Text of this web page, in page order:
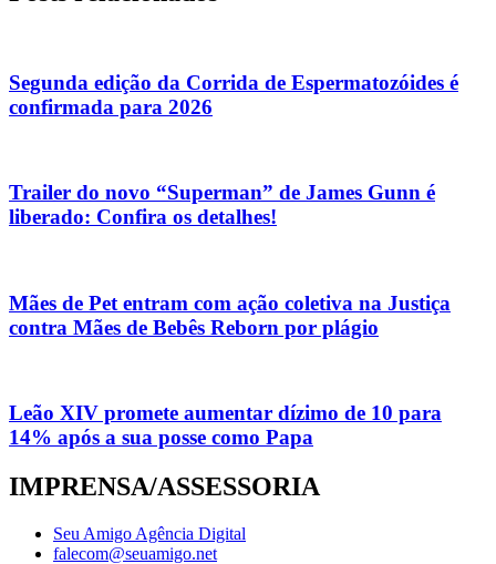
Segunda edição da Corrida de Espermatozóides é
confirmada para 2026
Trailer do novo “Superman” de James Gunn é
liberado: Confira os detalhes!
Mães de Pet entram com ação coletiva na Justiça
contra Mães de Bebês Reborn por plágio
Leão XIV promete aumentar dízimo de 10 para
14% após a sua posse como Papa
IMPRENSA/ASSESSORIA
Seu Amigo Agência Digital
falecom@seuamigo.net